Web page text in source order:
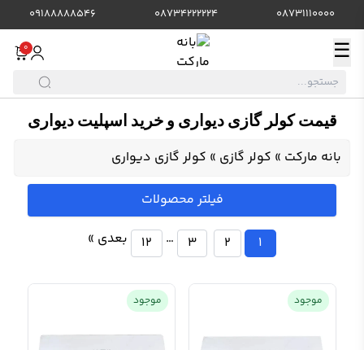
08731110000
08734222224
09188888546
☰
0
قیمت کولر گازی دیواری و خرید اسپلیت دیواری
بانه مارکت » کولر گازی » کولر گازی دیواری
فیلتر محصولات
1
2
3
…
12 بعدی »
موجود موجود